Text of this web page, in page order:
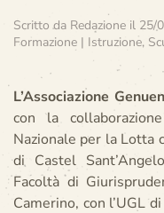
Scritto da Redazione il 25/
Formazione | Istruzione,
L’Associazione
con la
Nazionale per la Lotta
di Castel
Facoltà di
Camerino, con l’UGL